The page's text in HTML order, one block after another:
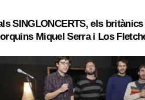
SINGLONCERTS, els
Miquel Serra i Los